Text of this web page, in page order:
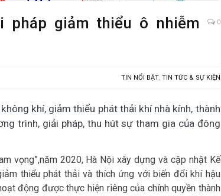
pháp giảm thiểu ô nhiễm
0
TIN NỔI BẬT, TIN TỨC & SỰ KIỆN
khí, giảm thiểu phát thải khí nhà kính, thành
trình, giải pháp, thu hút sự tham gia của đông
vọng”,năm 2020, Hà Nội xây dựng và cập nhật Kế
thiểu phát thải và thích ứng với biến đổi khí hậu
động được thực hiện riêng của chính quyền thành